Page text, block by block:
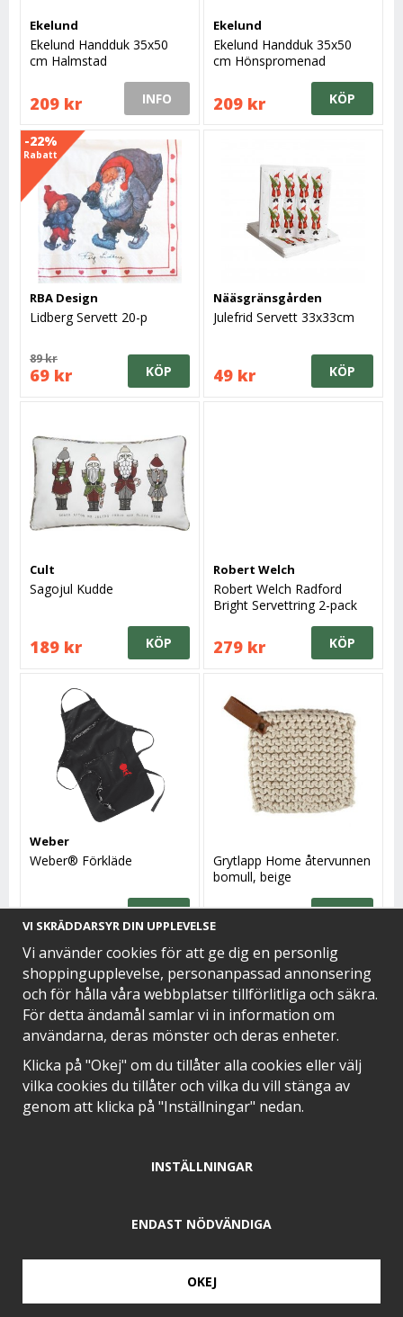
Ekelund
Ekelund Handduk 35x50
cm Halmstad
209 kr INFO
Ekelund
Ekelund Handduk 35x50
cm Hönspromenad
209 kr KÖP
-22%
Rabatt
RBA Design
Lidberg Servett 20-p
89 kr
69 kr KÖP
Nääsgränsgården
Julefrid Servett 33x33cm
49 kr KÖP
Cult
Sagojul Kudde
189 kr KÖP
Robert Welch
Robert Welch Radford
Bright Servettring 2-pack
279 kr KÖP
Weber
Weber® Förkläde
349 kr KÖP
Grytlapp Home återvunnen
bomull, beige
99 kr KÖP
Scandinavian Home Dorre
VI SKRÄDDARSYR DIN UPPLEVELSE
Vi använder cookies för att ge dig en personlig
shoppingupplevelse, personanpassad annonsering
och för hålla våra webbplatser tillförlitliga och säkra.
För detta ändamål samlar vi in information om
användarna, deras mönster och deras enheter.
Klicka på "Okej" om du tillåter alla cookies eller välj
vilka cookies du tillåter och vilka du vill stänga av
genom att klicka på "Inställningar" nedan.
INSTÄLLNINGAR
ENDAST NÖDVÄNDIGA
OKEJ